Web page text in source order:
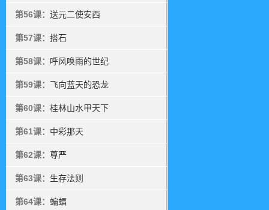
第56课： 送元二使安西
第57课： 搭石
第58课： 呼风唤雨的世纪
第59课： 飞向蓝天的恐龙
第60课： 桂林山水甲天下
第61课： 中彩那天
第62课： 尊严
第63课： 生存法则
第64课： 蝙蝠